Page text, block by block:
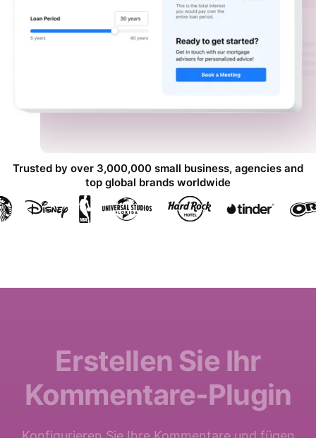
Trusted by over 3,000,000 small business, agencies and
top global brands worldwide
Erstellen Sie Ihr
Kommentare-Plugin